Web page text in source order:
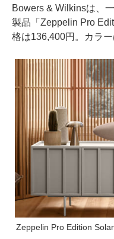
Bowers & Wilkinsは、
製品「Zeppelin Pro
格は136,400円。カラ
Zeppelin Pro Edition